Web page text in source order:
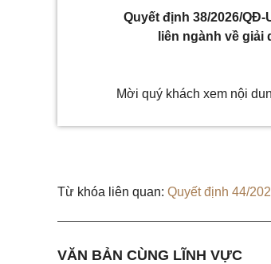
Quyết định 38/2026/
liên ngành về
Mời quý khách xem nội
Từ khóa liên quan: Quyết định 44/
VĂN BẢN CÙNG LĨNH VỰC